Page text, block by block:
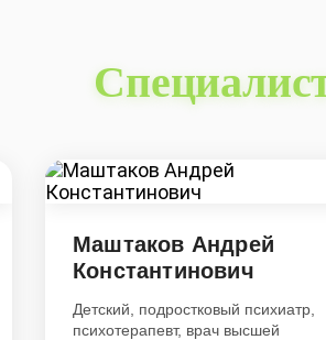
Маштаков Андрей
Константинович
Детский, подростковый психиатр,
психотерапевт, врач высшей